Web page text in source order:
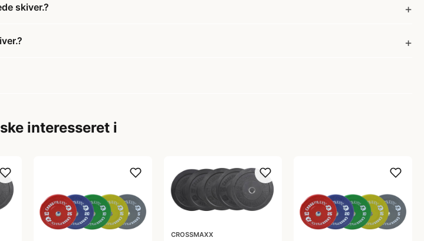
skiver.?
interesseret i
CROSSMAXX